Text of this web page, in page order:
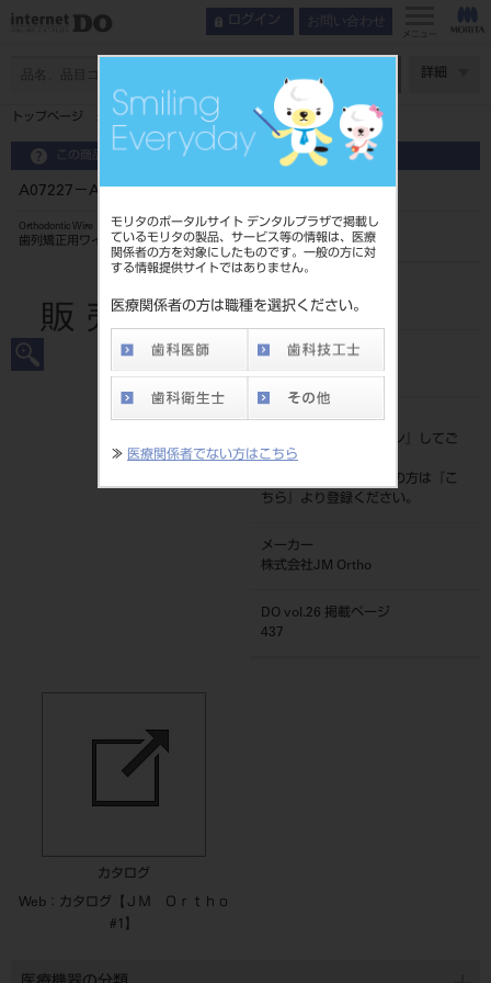
モリタのポータルサイト デンタルプラザで掲載し
ているモリタの製品、サービス等の情報は、医療
関係者の方を対象にしたものです。一般の方に対
する情報提供サイトではありません。
医療関係者の方は職種を選択ください。
≫ 医療関係者でない方はこちら
ログイン お問い合わせ
メニュー
詳細
トップページ A07227－A FLIワイヤー SS 016x022 下顎
この商品に関するお問い合わせ
A07227－A FLIワイヤー SS 016x022 下顎
Orthodontic Wire
歯列矯正用ワイヤ
2068604907227
JAN/EANコード
標準価格
ログイン
』してご
覧ください。
ネット会員登録がまだの方は『
こ
ちら
』より登録ください。
メーカー
株式会社JM Ortho
DO vol.26 掲載ページ
437
カタログ
Web：カタログ【ＪＭ Ｏｒｔｈｏ
#1】